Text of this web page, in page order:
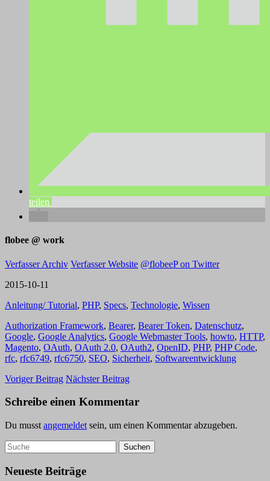
teilen
flobee @ work
Verfasser Archiv Verfasser Website @flobeeP on Twitter
2015-10-11
Anleitung/ Tutorial, PHP, Specs, Technologie, Wissen
Authorization Framework, Bearer, Bearer Token, Datenschutz,
Google, Google Analytics, Google Webmaster Tools, howto, HTTP,
Magento, OAuth, OAuth 2.0, OAuth2, OpenID, PHP, PHP Code,
rfc, rfc6749, rfc6750, SEO, Sicherheit, Softwareentwicklung
Voriger Beitrag Nächster Beitrag
Schreibe einen Kommentar
Du musst angemeldet sein, um einen Kommentar abzugeben.
Neueste Beiträge